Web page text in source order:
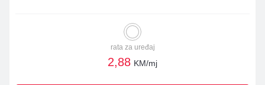
rata za uređaj
2,88 KM/mj